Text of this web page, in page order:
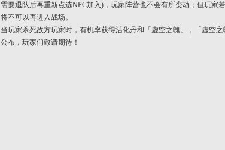
需要退队后再重新点选NPC加入)，玩家阵营也不会有所变动；但玩家
将不可以再进入战场。
当玩家杀死敌方玩家时，有机率获得活化丹和「虚空之魄」，「虚空
公布，玩家们敬请期待！